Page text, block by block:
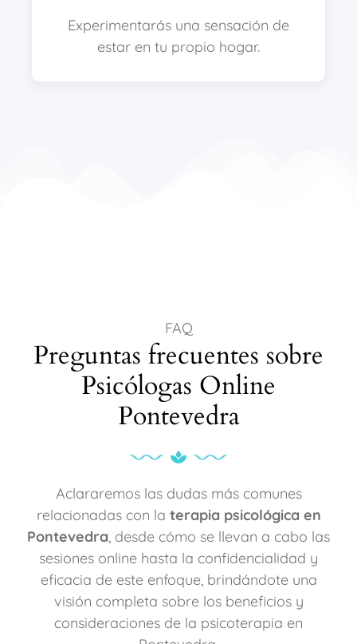
Experimentarás una sensación de
estar en tu propio hogar.
FAQ
Preguntas frecuentes sobre
Psicólogas Online
Pontevedra
Aclararemos las dudas más comunes
relacionadas con la terapia psicológica en
Pontevedra, desde cómo se llevan a cabo las
sesiones online hasta la confidencialidad y
eficacia de este enfoque, brindándote una
visión completa sobre los beneficios y
consideraciones de la psicoterapia en